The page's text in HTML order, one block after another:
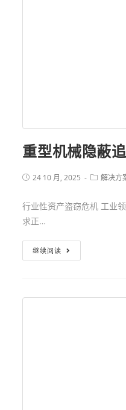
重型机械隐蔽
24 10 月, 2025 解决方
行业性资产盗窃危机 工业
求正…
继续阅读